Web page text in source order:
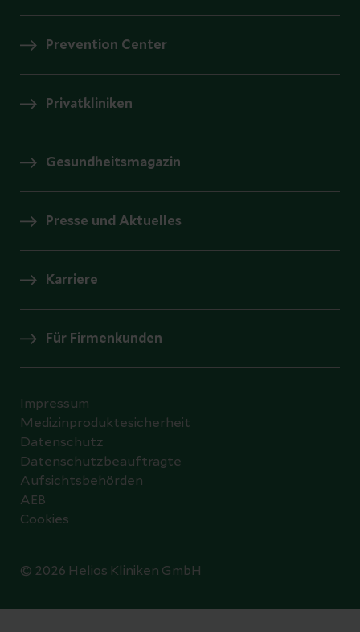
Prevention Center
Privatkliniken
Gesundheitsmagazin
Presse und Aktuelles
Karriere
Für Firmenkunden
© 2026 Helios Kliniken GmbH
Impressum
Medizinproduktesicherheit
Datenschutz
Datenschutzbeauftragte
Aufsichtsbehörden
AEB
Cookies